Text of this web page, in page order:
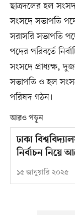
ছাত্রদলের হল
সংসদে সভাপতি পদে
সরাসরি সভাপতি
পদের পরিবর্তে
সংসদে প্রাধ্যক্ষ,
সভাপতি ও হল
পরিষদ গঠন।
আরও পড়ুন
ঢাকা
নির্বাচন নিয়ে
১৫ জানুয়ারি ২০২৫